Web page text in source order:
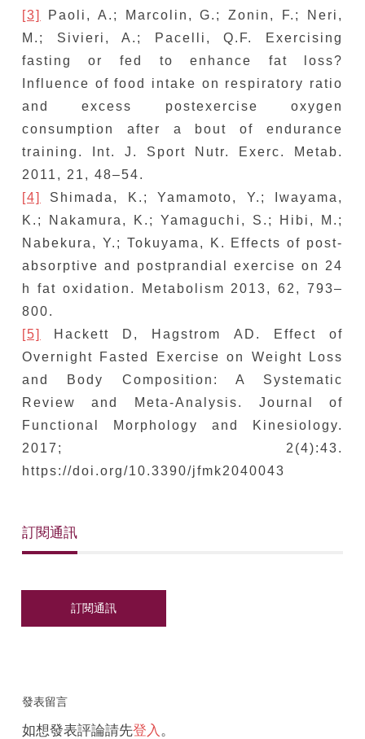
[3]
Paoli, A.; Marcolin, G.; Zonin, F.; Neri,
M.; Sivieri, A.; Pacelli, Q.F. Exercising
fasting or fed to enhance fat loss?
Influence of food intake on respiratory ratio
and excess postexercise oxygen
consumption after a bout of endurance
training. Int. J. Sport Nutr. Exerc. Metab.
2011, 21, 48–54.
[4]
Shimada, K.; Yamamoto, Y.; Iwayama,
K.; Nakamura, K.; Yamaguchi, S.; Hibi, M.;
Nabekura, Y.; Tokuyama, K. Effects of post-
absorptive and postprandial exercise on 24
h fat oxidation. Metabolism 2013, 62, 793–
800.
[5]
Hackett D, Hagstrom AD. Effect of
Overnight Fasted Exercise on Weight Loss
and Body Composition: A Systematic
Review and Meta-Analysis. Journal of
Functional Morphology and Kinesiology.
2017; 2(4):43.
https://doi.org/10.3390/jfmk2040043
訂閱通訊
發表留言
如想發表評論請先登入 。